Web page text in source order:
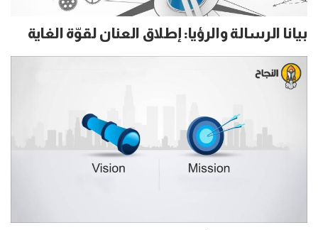
بيانا الرسالة والرؤيا: إطلاق العنان لقوّة الغاية